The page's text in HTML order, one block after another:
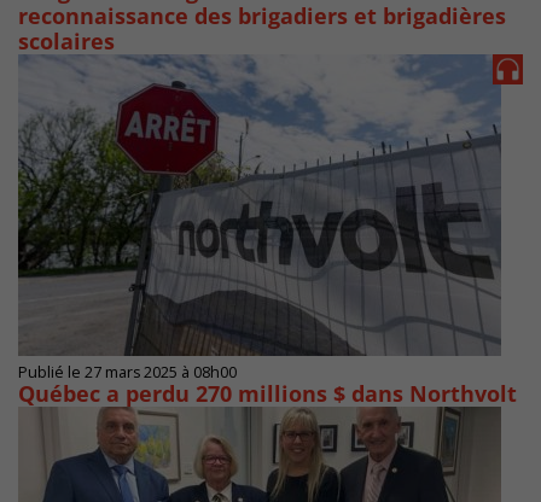
reconnaissance des brigadiers et brigadières
scolaires
Publié le 27 mars 2025 à 08h00
Québec a perdu 270 millions $ dans Northvolt